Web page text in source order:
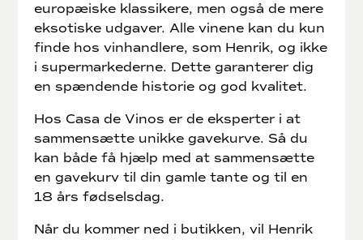
europæiske klassikere, men også de mere
eksotiske udgaver. Alle vinene kan du kun
finde hos vinhandlere, som Henrik, og ikke
i supermarkederne. Dette garanterer dig
en spændende historie og god kvalitet.
Hos Casa de Vinos er de eksperter i at
sammensætte unikke gavekurve. Så du
kan både få hjælp med at sammensætte
en gavekurv til din gamle tante og til en
18 års fødselsdag.
Når du kommer ned i butikken, vil Henrik